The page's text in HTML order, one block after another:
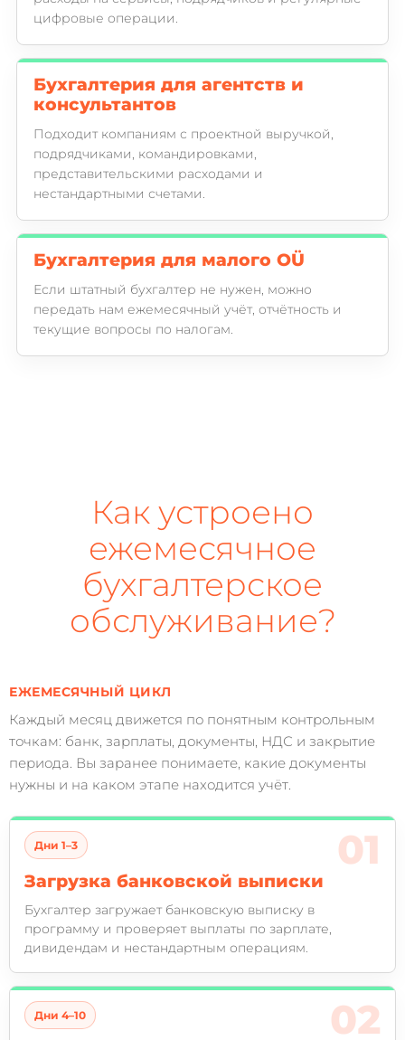
цифровые операции.
Бухгалтерия для агентств и
консультантов
Подходит компаниям с проектной выручкой,
подрядчиками, командировками,
представительскими расходами и
нестандартными счетами.
Бухгалтерия для малого OÜ
Если штатный бухгалтер не нужен, можно
передать нам ежемесячный учёт, отчётность и
текущие вопросы по налогам.
Как устроено
ежемесячное
бухгалтерское
обслуживание?
ЕЖЕМЕСЯЧНЫЙ ЦИКЛ
Каждый месяц движется по понятным контрольным
точкам: банк, зарплаты, документы, НДС и закрытие
периода. Вы заранее понимаете, какие документы
нужны и на каком этапе находится учёт.
Дни 1–3
Загрузка банковской выписки
Бухгалтер загружает банковскую выписку в
программу и проверяет выплаты по зарплате,
дивидендам и нестандартным операциям.
Дни 4–10